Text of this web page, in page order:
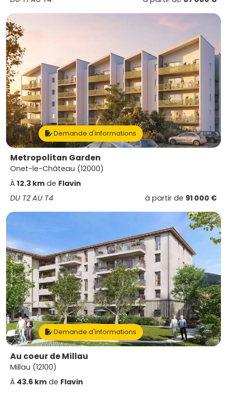
Demande d'informations
Metropolitan Garden
Onet-le-Château (12000)
À 12.3 km de Flavin
DU T2 AU T4
à partir de 91 000 €
Demande d'informations
Au coeur de Millau
Millau (12100)
À 43.6 km de Flavin